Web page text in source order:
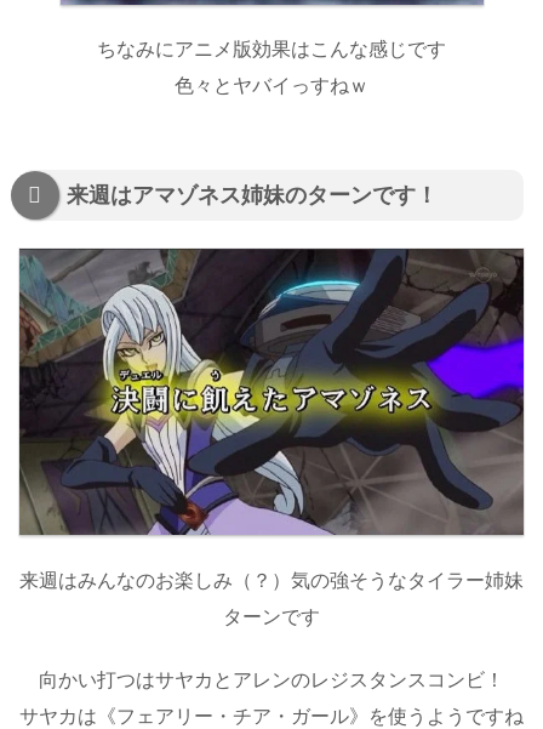
ちなみにアニメ版効果はこんな感じです
色々とヤバイっすねｗ
来週はアマゾネス姉妹のターンです！
来週はみんなのお楽しみ（？）気の強そうなタイラー姉妹
ターンです
向かい打つはサヤカとアレンのレジスタンスコンビ！
サヤカは《フェアリー・チア・ガール》を使うようですね